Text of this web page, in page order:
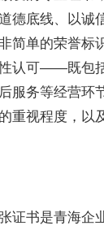
德底线、以诚
简单的荣誉标
认可——既包
服务等经营环
重视程度，以
证书是青海企